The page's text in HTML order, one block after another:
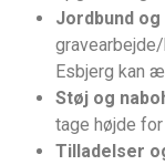
Jordbund og
Esbjerg kan
Støj og
tage højde
Tilladelser